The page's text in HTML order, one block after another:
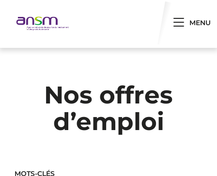
Toggle
MENU
Nos offres
d’emploi
MOTS-CLÉS